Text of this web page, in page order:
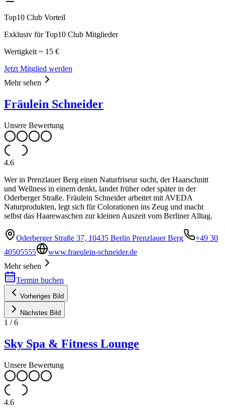
Top10 Club Vorteil
Exklusiv für Top10 Club Mitglieder
Wertigkeit ~ 15 €
Jetzt Mitglied werden
Mehr sehen
Fräulein Schneider
Unsere Bewertung
4.6
Wer in Prenzlauer Berg einen Naturfriseur sucht, der Haarschnitt
und Wellness in einem denkt, landet früher oder später in der
Oderberger Straße. Fräulein Schneider arbeitet mit AVEDA
Naturprodukten, legt sich für Colorationen ins Zeug und macht
selbst das Haarewaschen zur kleinen Auszeit vom Berliner Alltag.
Oderberger Straße 37, 10435 Berlin Prenzlauer Berg
+49 30
40505555
www.fraeulein-schneider.de
Mehr sehen
Termin buchen
Vorheriges Bild
Nächstes Bild
1 /6
Sky Spa & Fitness Lounge
Unsere Bewertung
4.6